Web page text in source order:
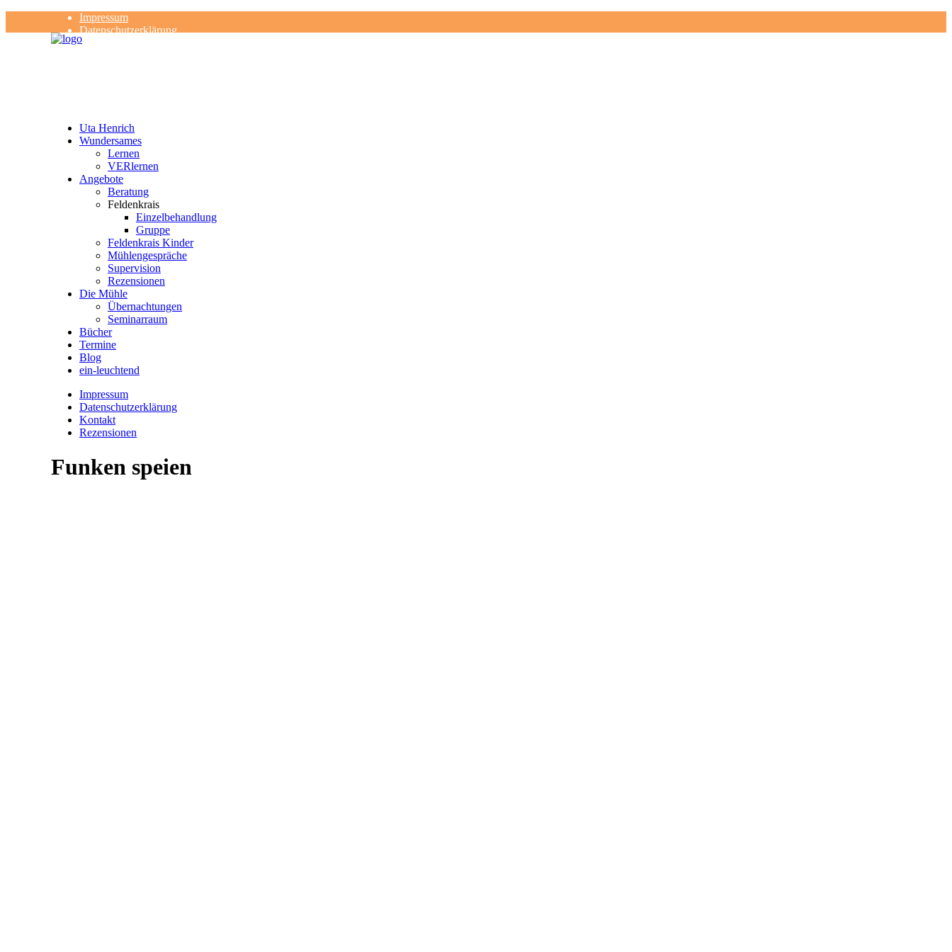
Impressum
Datenschutzerklärung
Kontakt
Uta Henrich
Wundersames
Lernen
VERlernen
Angebote
Beratung
Feldenkrais
Einzelbehandlung
Gruppe
Feldenkrais Kinder
Mühlengespräche
Supervision
Rezensionen
Die Mühle
Übernachtungen
Seminarraum
Bücher
Termine
Blog
ein-leuchtend
Impressum
Datenschutzerklärung
Kontakt
Rezensionen
Funken speien